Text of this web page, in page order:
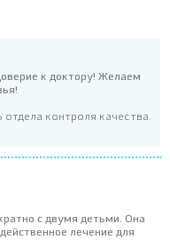
к доктору! Желаем
контроля качества.
с двумя детьми. Она
лечение для